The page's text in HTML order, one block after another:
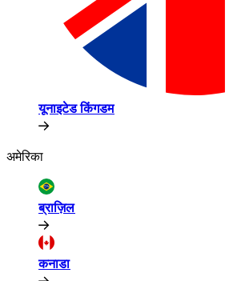
यूनाइटेड किंगडम​​
अमेरिका​​
ब्राज़िल​​
कनाडा​​